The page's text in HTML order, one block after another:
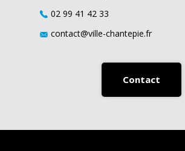
02 99 41 42 33
contact@ville-chantepie.fr
Contact